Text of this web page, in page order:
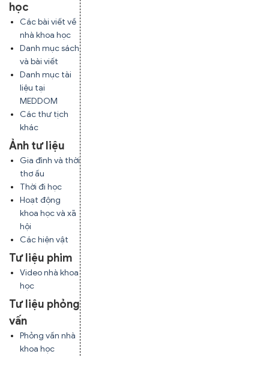
học
Các bài viết về
nhà khoa học
Danh mục sách
và bài viết
Danh mục tài
liệu tại
MEDDOM
Các thư tịch
khác
Ảnh tư liệu
Gia đình và thời
thơ ấu
Thời đi học
Hoạt động
khoa học và xã
hội
Các hiện vật
Tư liệu phim
Video nhà khoa
học
Tư liệu phỏng
vấn
Phỏng vấn nhà
khoa học